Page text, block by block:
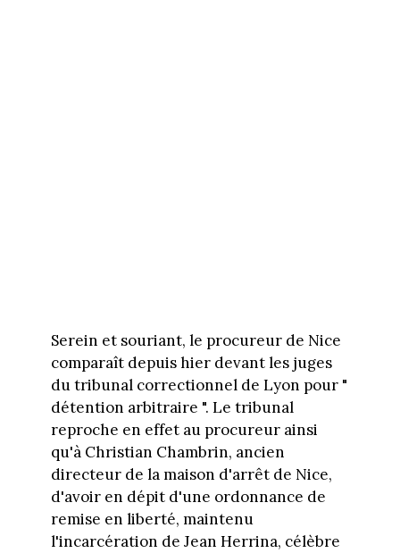
Serein et souriant, le procureur de Nice
comparaît depuis hier devant les juges
du tribunal correctionnel de Lyon pour "
détention arbitraire ". Le tribunal
reproche en effet au procureur ainsi
qu'à Christian Chambrin, ancien
directeur de la maison d'arrêt de Nice,
d'avoir en dépit d'une ordonnance de
remise en liberté, maintenu
l'incarcération de Jean Herrina, célèbre